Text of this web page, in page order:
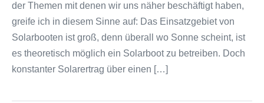
der Themen mit denen wir uns näher beschäftigt haben,
greife ich in diesem Sinne auf: Das Einsatzgebiet von
Solarbooten ist groß, denn überall wo Sonne scheint, ist
es theoretisch möglich ein Solarboot zu betreiben. Doch
konstanter Solarertrag über einen […]